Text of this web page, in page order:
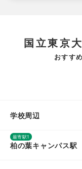
国立東京
おすす
学校周辺
最寄駅1
柏の葉キャンパス駅